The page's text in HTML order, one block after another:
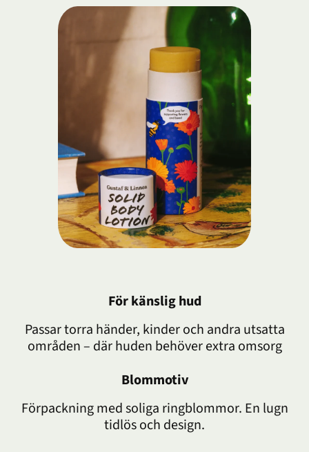
För känslig hud
Passar torra händer, kinder och andra utsatta
områden – där huden behöver extra omsorg
Blommotiv
Förpackning med soliga ringblommor. En lugn
tidlös och design.